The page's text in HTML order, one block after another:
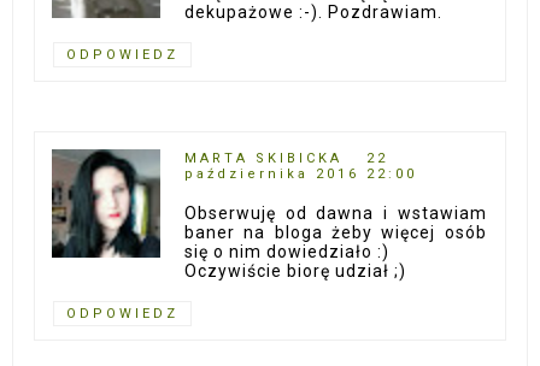
dekupażowe :-). Pozdrawiam.
ODPOWIEDZ
MARTA SKIBICKA
22
października 2016 22:00
Obserwuję od dawna i wstawiam
baner na bloga żeby więcej osób
się o nim dowiedziało :)
Oczywiście biorę udział ;)
ODPOWIEDZ